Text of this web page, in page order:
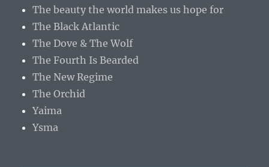
The beauty the world makes us hope for
The Black Atlantic
The Dove & The Wolf
The Fourth Is Bearded
The New Regime
The Orchid
Yaima
Ysma